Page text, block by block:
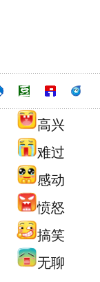
高兴
难过
感动
愤怒
搞笑
无聊